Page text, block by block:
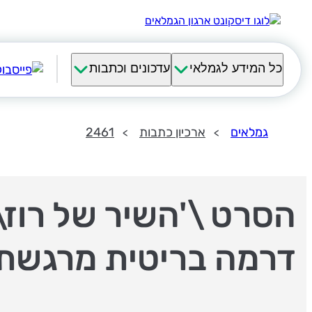
כל המידע לגמלאי עדכונים וכתבות
גמלאים ארכיון כתבות 2461
הסרט \'השיר של
דרמה בריטית